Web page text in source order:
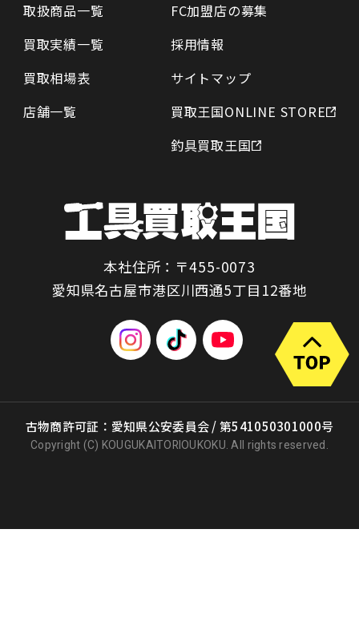
取扱商品一覧
買取実績一覧
買取相場表
店舗一覧
FC加盟店の募集
採用情報
サイトマップ
買取王国ONLINE STORE
釣具買取王国
本社住所：〒455-0073
愛知県名古屋市港区川西通5丁目12番地
古物商許可証：愛知県公安委員会 / 第541050301000号
Copyright (C) KOUGUKAITORIOUKOKU. All rights reserved.